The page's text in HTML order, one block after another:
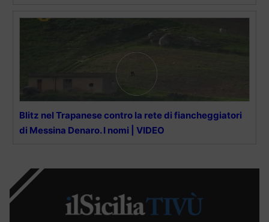
Blitz nel Trapanese contro la rete di fiancheggiatori
di Messina Denaro. I nomi | VIDEO